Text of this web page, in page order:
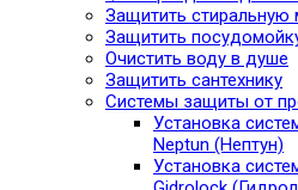
Защитить стиральную
Защитить
Очистить воду в душе
Защитить сантехнику
Системы защиты от
Установка
Neptun (Нептун)
Установка